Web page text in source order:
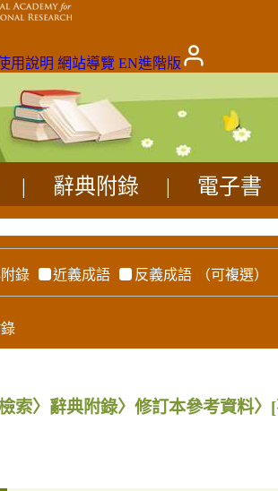
用說明 網站導覽 EN進階版
辭典附錄 電子書
錄 近義成語 反義成語 （可複選）
索〉辭典附錄〉修訂本參考資料〉